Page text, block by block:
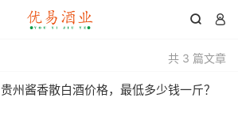
 
共 3 篇文章
贵州酱香散白酒价格，最低多少钱一斤？